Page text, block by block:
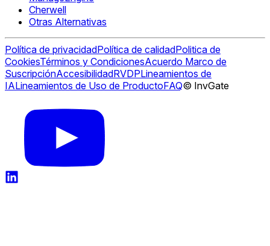
Cherwell
Otras Alternativas
Política de privacidadPolítica de calidadPolitica de
CookiesTérminos y CondicionesAcuerdo Marco de
SuscripciónAccesibilidadRVDPLineamientos de
IALineamientos de Uso de ProductoFAQ© InvGate